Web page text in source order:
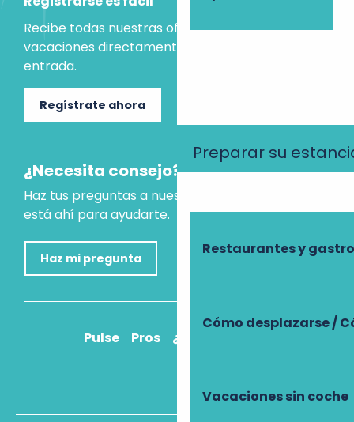
Preparar su
Restaurantes y
Cómo desplazarse /
Vacaciones sin coche
Recibe todas nuestras ofertas e ideas para las
vacaciones directamente en tu bandeja de
entrada.
Regístrate ahora
¿Necesita consejo?
Haz tus preguntas a nuestro asistente virtual, que
está ahí para ayudarte.
Haz mi pregunta
Pulse Pros ¿Cómo llegar?